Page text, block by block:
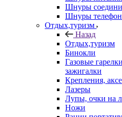
Шнуры
Шнуры
Отдых,туризм
Назад
Отдых,туризм
Бинокли
Газовые
зажигалки
Крепления,
Лазеры
Лупы, очки на
Ножи